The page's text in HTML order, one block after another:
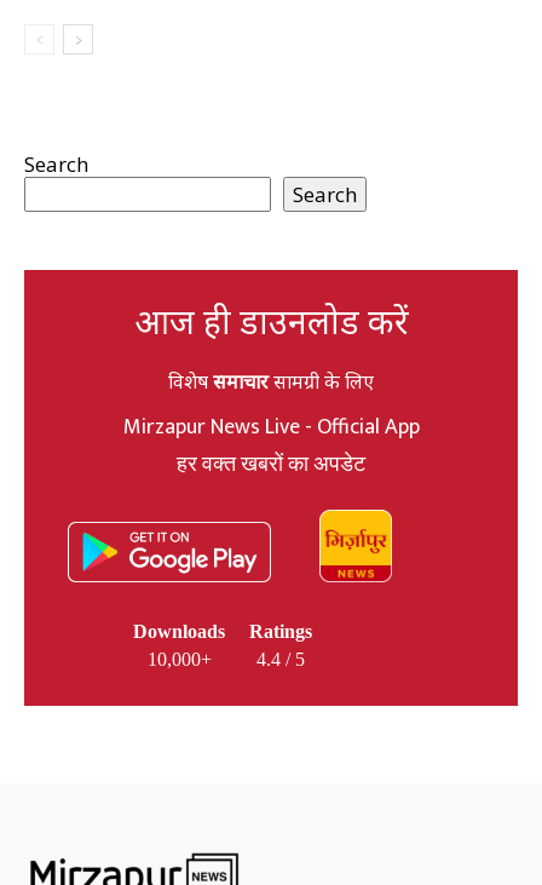
Search
Search
आज ही डाउनलोड करें
विशेषसमाचारसामग्री के लिए
Mirzapur News Live - Official App
हर वक्त खबरों का अपडेट
Downloads
10,000+
Ratings
4.4 / 5